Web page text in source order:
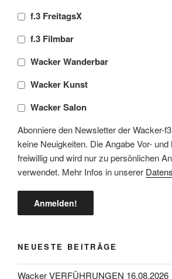
f.3 FreitagsX
f.3 Filmbar
Wacker Wanderbar
Wacker Kunst
Wacker Salon
Abonniere den Newsletter der Wacker-
keine Neuigkeiten. Die Angabe Vor-
freiwillig und wird nur zu persönlichen
verwendet. Mehr Infos in unserer
NEUESTE BEITRÄGE
Wacker VERFÜHRUNGEN 16.08.2026